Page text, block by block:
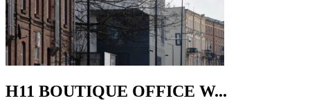
H11 BOUTIQUE OFFICE W...